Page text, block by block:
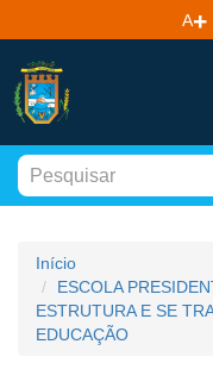
A
Início
ESCOLA
ESTRUTURA E SE
EDUCAÇÃO